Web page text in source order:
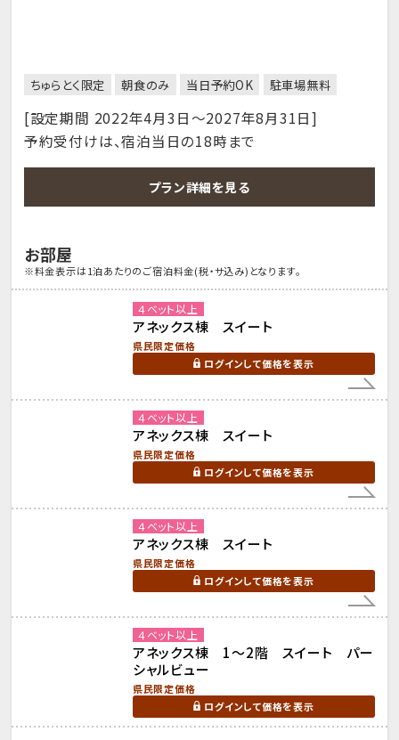
ちゅらとく限定 朝食のみ 当日予約OK 駐車場無料
[設定期間 2022年4月3日～2027年8月31日]
予約受付けは、宿泊当日の18時まで
プラン詳細を見る
お部屋
※料金表示は1泊あたりのご宿泊料金(税・サ込み)となります。
４ベット以上
アネックス棟 スイート
県民限定価格
ログインして価格を表示
４ベット以上
アネックス棟 スイート
県民限定価格
ログインして価格を表示
４ベット以上
アネックス棟 スイート
県民限定価格
ログインして価格を表示
４ベット以上
アネックス棟 1～2階 スイート パー
シャルビュー
県民限定価格
ログインして価格を表示